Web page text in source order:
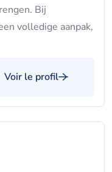
Bij
volledige aanpak,
Voir le profil